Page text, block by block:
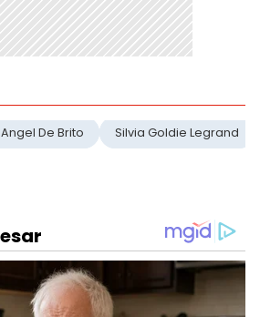
Angel De Brito Silvia Goldie Legrand